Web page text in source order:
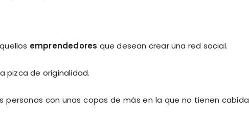
emprendedores que desean crear una red social.
pizca de originalidad.
con unas copas de más en la que no tienen cabida